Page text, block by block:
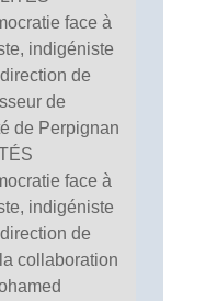
face à
indigéniste
de
de
de Perpignan
face à
indigéniste
de
collaboration